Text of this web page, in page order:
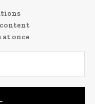
content
at once